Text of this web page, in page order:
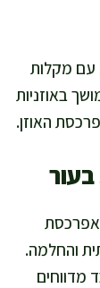
עם מקלות
באוזניות
האוזן.
אפרכסת
והחלמה.
מדווחים